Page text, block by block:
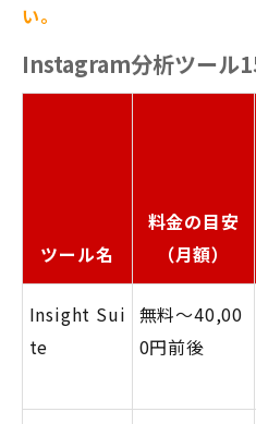
い。
Instagram分析ツール
ツール名
料金の目安
（月額）
Insight Sui
te
無料〜40,00
0円前後